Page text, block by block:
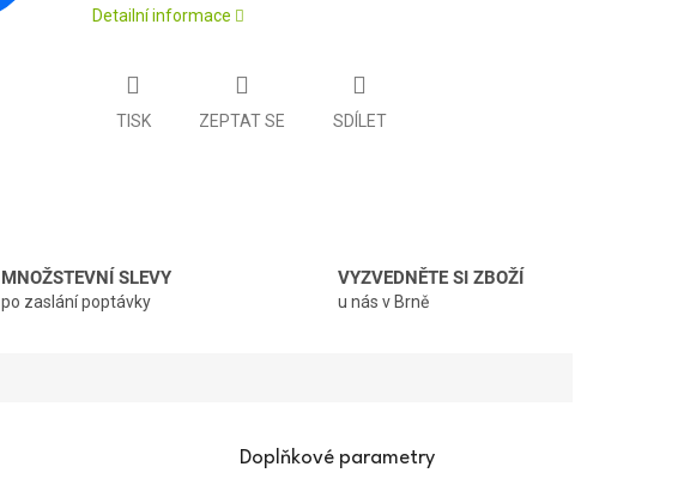
Detailní informace
TISK ZEPTAT SE SDÍLET
MNOŽSTEVNÍ SLEVY
po zaslání poptávky
VYZVEDNĚTE SI ZBOŽÍ
u nás v Brně
Doplňkové parametry